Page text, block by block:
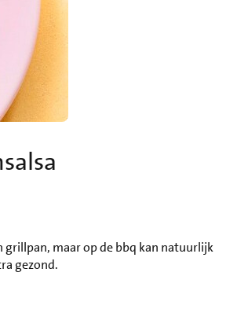
grillpan, maar op de bbq kan natuurlijk
gezond.